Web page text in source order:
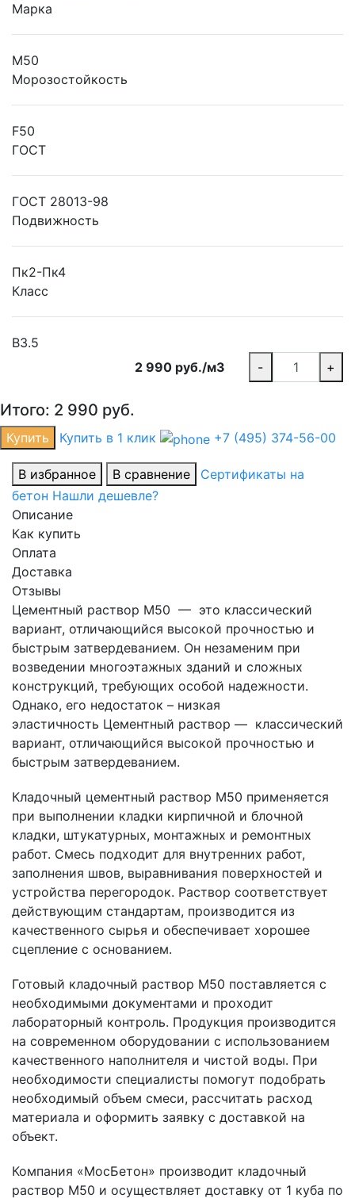
Марка
М50
Морозостойкость
F50
ГОСТ
ГОСТ 28013-98
Подвижность
Пк2-Пк4
Класс
В3.5
2 990 руб./м3
- +
Итого: 2 990 руб.
Купить Купить в 1 клик +7 (495) 374-56-00
В избранное В сравнение
Сертификаты на
бетон Нашли дешевле?
Описание
Как купить
Оплата
Доставка
Отзывы
Цементный раствор М50 — это классический
вариант, отличающийся высокой прочностью и
быстрым затвердеванием. Он незаменим при
возведении многоэтажных зданий и сложных
конструкций, требующих особой надежности.
Однако, его недостаток – низкая
эластичность Цементный раствор — классический
вариант, отличающийся высокой прочностью и
быстрым затвердеванием.
Кладочный цементный раствор М50 применяется
при выполнении кладки кирпичной и блочной
кладки, штукатурных, монтажных и ремонтных
работ. Смесь подходит для внутренних работ,
заполнения швов, выравнивания поверхностей и
устройства перегородок. Раствор соответствует
действующим стандартам, производится из
качественного сырья и обеспечивает хорошее
сцепление с основанием.
Готовый кладочный раствор М50 поставляется с
необходимыми документами и проходит
лабораторный контроль. Продукция производится
на современном оборудовании с использованием
качественного наполнителя и чистой воды. При
необходимости специалисты помогут подобрать
необходимый объем смеси, рассчитать расход
материала и оформить заявку с доставкой на
объект.
Компания «МосБетон» производит кладочный
раствор М50 и осуществляет доставку от 1 куба по